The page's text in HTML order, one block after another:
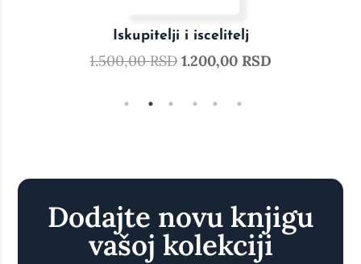
Iskupitelji i iscelitelj
1.500,00RSD 1.200,00 RSD
Dodajte novu knjigu
vašoj kolekciji